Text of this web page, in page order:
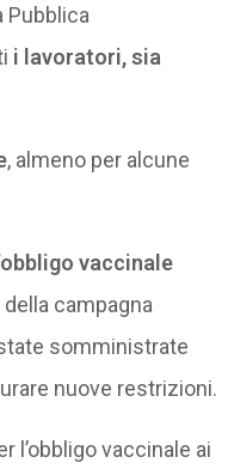
Pubblica
i lavoratori, sia
, almeno per alcune
vaccinale
campagna
somministrate
nuove restrizioni.
l’obbligo vaccinale ai